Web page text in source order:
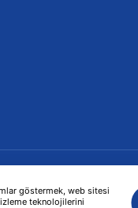
göstermek, web sitesi
teknolojileriniKONTAKT